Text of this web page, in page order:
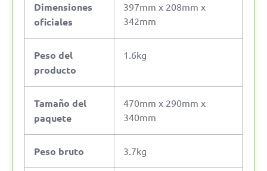
Dimensiones
oficiales
397mm x 208mm x
342mm
Peso del
producto
1.6kg
Tamaño del
paquete
470mm x 290mm x
340mm
Peso bruto 3.7kg